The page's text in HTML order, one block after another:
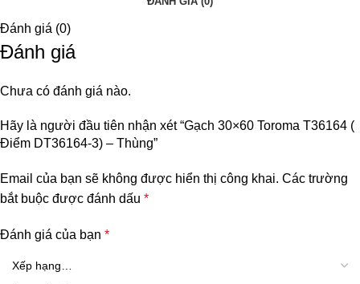
Đánh giá (0)
Đánh giá
Chưa có đánh giá nào.
Hãy là người đầu tiên nhận xét “Gạch 30×60 Toroma T36164 (
Điểm DT36164-3) – Thùng”
Email của bạn sẽ không được hiển thị công khai. Các trường
bắt buộc được đánh dấu *
Đánh giá của bạn *